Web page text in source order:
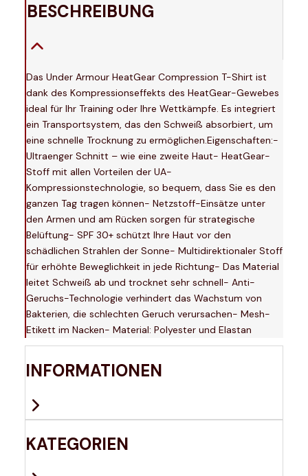
BESCHREIBUNG
Das Under Armour HeatGear Compression T-Shirt ist
dank des Kompressionseffekts des HeatGear-Gewebes
ideal für Ihr Training oder Ihre Wettkämpfe. Es integriert
ein Transportsystem, das den Schweiß absorbiert, um
eine schnelle Trocknung zu ermöglichen.Eigenschaften:-
Ultraenger Schnitt – wie eine zweite Haut- HeatGear-
Stoff mit allen Vorteilen der UA-
Kompressionstechnologie, so bequem, dass Sie es den
ganzen Tag tragen können- Netzstoff-Einsätze unter
den Armen und am Rücken sorgen für strategische
Belüftung- SPF 30+ schützt Ihre Haut vor den
schädlichen Strahlen der Sonne- Multidirektionaler Stoff
für erhöhte Beweglichkeit in jede Richtung- Das Material
leitet Schweiß ab und trocknet sehr schnell- Anti-
Geruchs-Technologie verhindert das Wachstum von
Bakterien, die schlechten Geruch verursachen- Mesh-
Etikett im Nacken- Material: Polyester und Elastan
INFORMATIONEN
KATEGORIEN